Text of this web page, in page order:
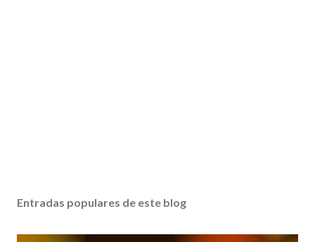
Entradas populares de este blog